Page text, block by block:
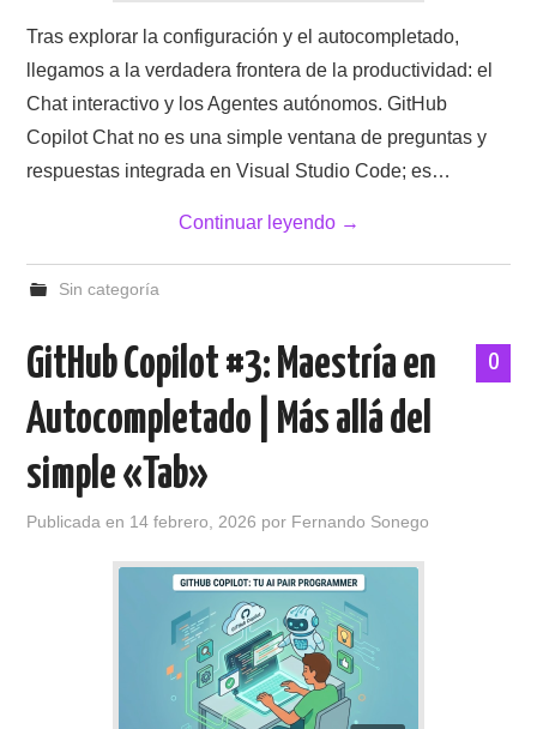
Tras explorar la configuración y el autocompletado,
llegamos a la verdadera frontera de la productividad: el
Chat interactivo y los Agentes autónomos. GitHub
Copilot Chat no es una simple ventana de preguntas y
respuestas integrada en Visual Studio Code; es…
Continuar leyendo →
Sin categoría
0
GitHub Copilot #3: Maestría en
Autocompletado | Más allá del
simple «Tab»
Publicada en 14 febrero, 2026 por Fernando Sonego